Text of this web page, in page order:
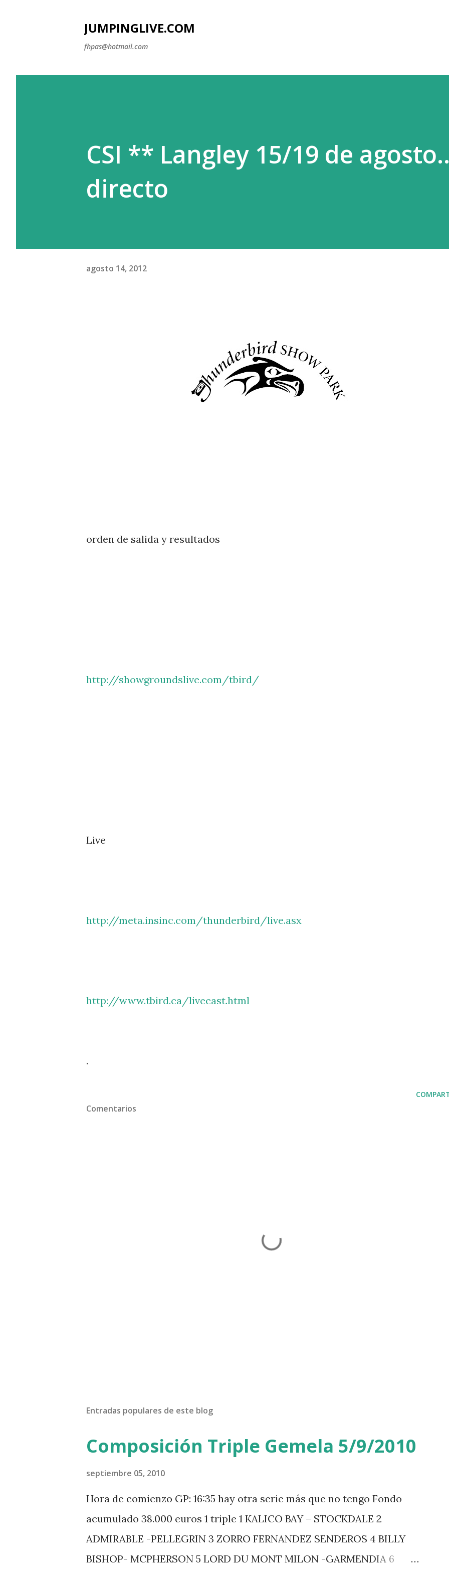
JUMPINGLIVE.COM
fhpas@hotmail.com
CSI ** Langley 15/19 de
directo
agosto 14, 2012
orden de salida y resultados
http://showgroundslive.com/tbird/
Live
http://meta.insinc.com/thunderbird/live.asx
http://www.tbird.ca/livecast.html
.
Comentarios
Entradas populares de este blog
Composición Triple Gemela 5/9/2010
septiembre 05, 2010
Hora de comienzo GP: 16:35 hay otra serie más que no tengo Fondo
acumulado 38.000 euros 1 triple 1 KALICO BAY – STOCKDALE 2
ADMIRABLE -PELLEGRIN 3 ZORRO FERNANDEZ SENDEROS 4 BILLY
BISHOP- MCPHERSON 5 LORD DU MONT MILON -GARMENDIA 6